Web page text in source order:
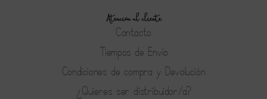
Atención al cliente
Contacto
Tiempos de Envío
Condiciones de compra y Devolución
¿Quieres ser distribuidor/a?